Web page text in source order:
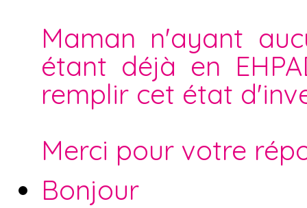
Maman n'ayant
étant déjà en
remplir cet état
Merci pour votre
Bonjour